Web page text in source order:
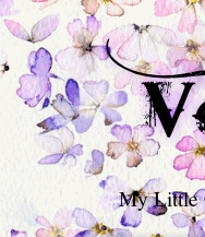
My Little